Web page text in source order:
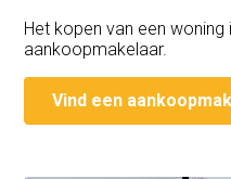
Het kopen van een
aankoopmakelaar.
Vind een